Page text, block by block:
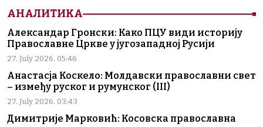
АНАЛИТИКА
Александар Гронски: Како ПЦУ види историју
Православне Цркве у југозападној Русији
27. July 2026. 05:46
Анастасја Коскело: Молдавски православни свет
– између руског и румунског (III)
27. July 2026. 03:43
Димитрије Марковић: Косовска православна